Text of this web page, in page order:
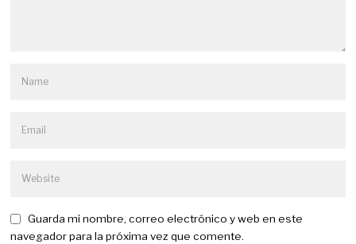
Guarda mi nombre, correo electrónico y web en este
navegador para la próxima vez que comente.